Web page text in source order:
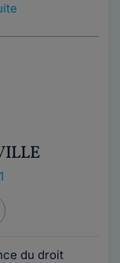
du droit